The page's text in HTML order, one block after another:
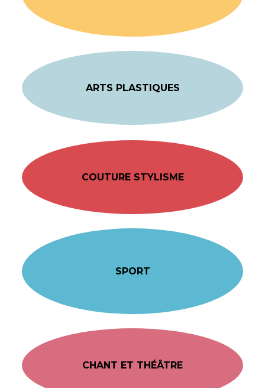
ARTS PLASTIQUES
COUTURE STYLISME
SPORT
CHANT ET THÉÂTRE